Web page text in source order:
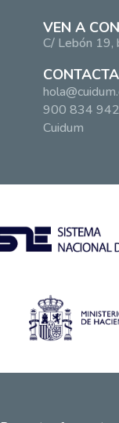
VEN A
C/ Lebón 19,
900 834 942
Cuidum